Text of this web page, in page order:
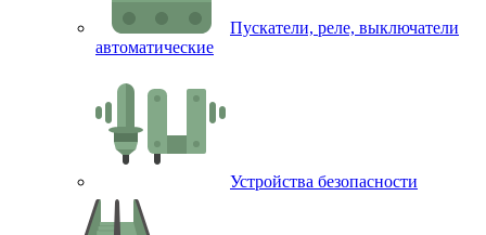
Пускатели, реле, выключатели
автоматические
Устройства безопасности